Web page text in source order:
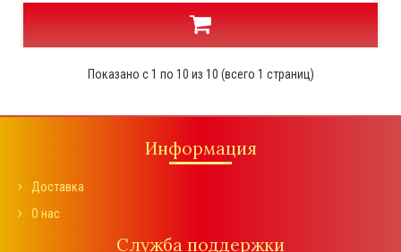
Показано с 1 по 10 из 10 (всего 1 страниц)
Информация
Доставка
О нас
Служба поддержки